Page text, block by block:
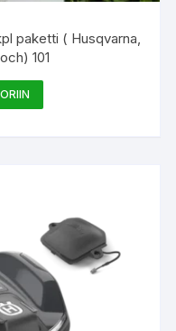
paketti ( Husqvarna,
101